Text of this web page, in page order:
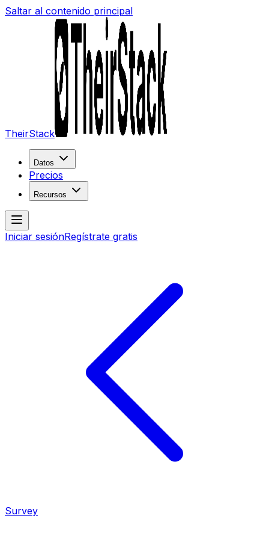
Saltar al contenido principal
TheirStack
Datos
Precios
Recursos
Iniciar sesiónRegístrate gratis
Survey